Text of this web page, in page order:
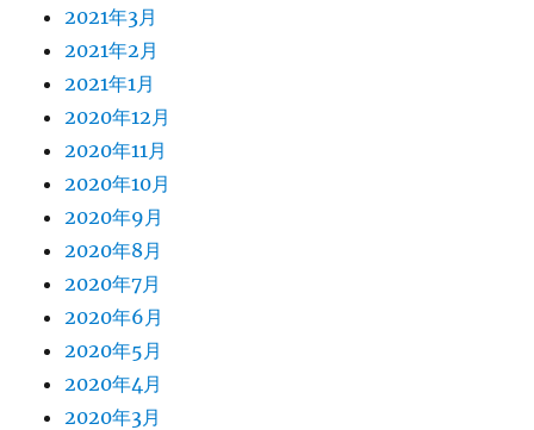
2021年3月
2021年2月
2021年1月
2020年12月
2020年11月
2020年10月
2020年9月
2020年8月
2020年7月
2020年6月
2020年5月
2020年4月
2020年3月